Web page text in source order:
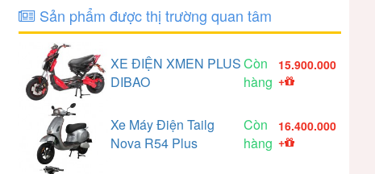
Sản phẩm được thị trường quan tâm
XE ĐIỆN XMEN PLUS
DIBAO
Còn
hàng
15.900.000
+
Xe Máy Điện Tailg
Nova R54 Plus
Còn
hàng
16.400.000
+